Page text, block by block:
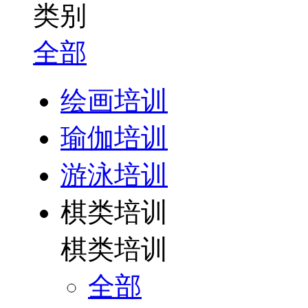
类别
全部
绘画培训
瑜伽培训
游泳培训
棋类培训
棋类培训
全部